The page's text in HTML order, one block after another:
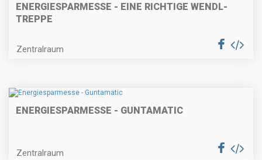
ENERGIESPARMESSE - EINE RICHTIGE WENDL-
TREPPE
Zentralraum
ENERGIESPARMESSE - GUNTAMATIC
Zentralraum